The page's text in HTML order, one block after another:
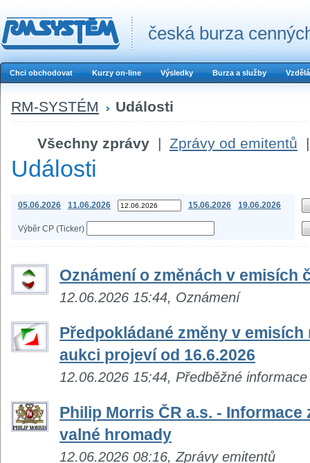
česká burza
Chci obchodovat Kurzy on-line Výsledky Burza a služby
RM-SYSTÉM Události
Všechny zprávy | Zprávy od emitentů |
Události
05.06.2026 11.06.2026 15.06.2026 19.06.2026
Výběr CP (Ticker)
Oznámení o změnách v emisích
12.06.2026 15:44, Oznámení
Předpokládané změny v emisích
aukci projeví od 16.6.2026
12.06.2026 15:44, Předběžné informace
Philip Morris ČR a.s. -
valné hromady
12.06.2026 08:16, Zprávy emitentů